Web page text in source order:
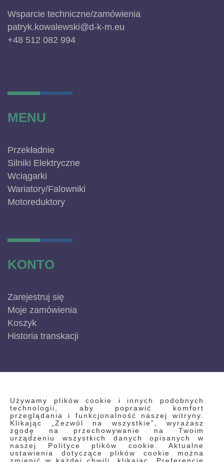
Używamy plików cookie i innych podobnych
technologii, aby poprawić komfort
przeglądania i funkcjonalność naszej witryny.
Klikając „Zezwól na wszystkie”, wyrażasz
zgodę na przechowywanie na Twoim
urządzeniu wszystkich danych opisanych w
naszej Polityce plików cookie. Aktualne
ustawienia dotyczące plików cookie można
Wsparcie techniczne/zamówienia
patryk.kowalewski@d-k-m.eu
+48 512 082 994
MENU
Przekładnie
Silniki Elektryczne
Wciągarki
Wariatory/Falowniki
Motoreduktory
KONTO
Zarejestruj się
Moje zamówienia
Koszyk
Historia transkacji
INFORMACJE
Regulamin
Polityka prywatności i pliki cookie
Wyszukiwane frazy